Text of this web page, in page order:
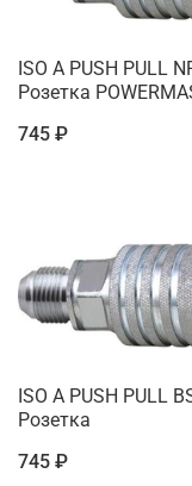
ISO A PUSH PULL
Розетка
745 ₽
ISO A PUSH PULL
Розетка
745 ₽